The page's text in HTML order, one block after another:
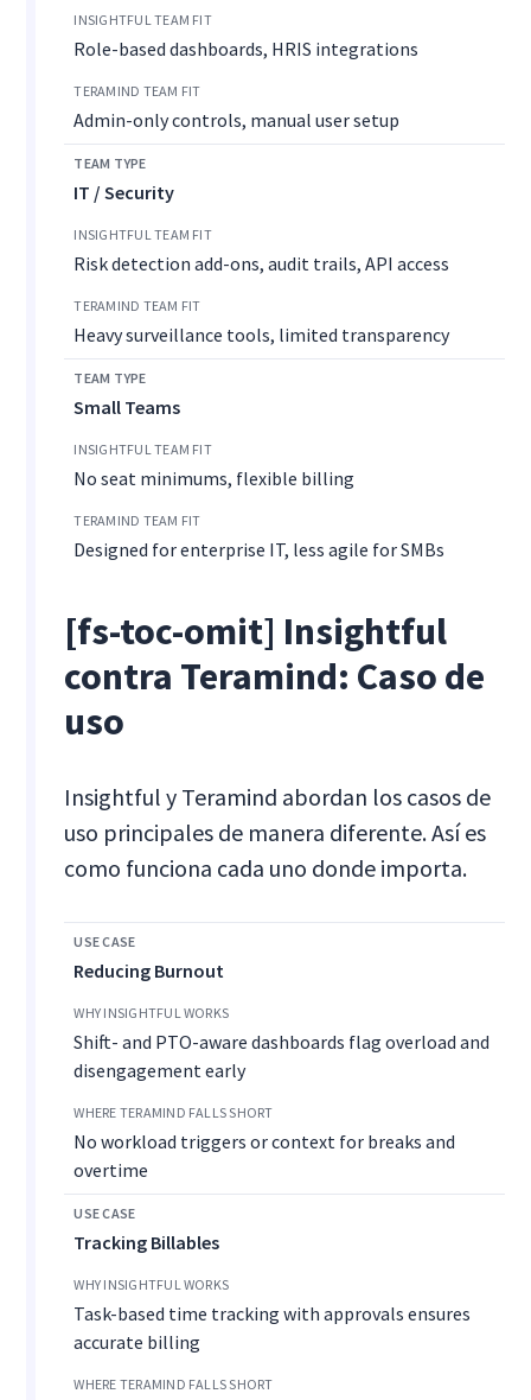
Role-based dashboards, HRIS integrations
Admin-only controls, manual user setup
IT / Security
Risk detection add-ons, audit trails, API access
Heavy surveillance tools, limited transparency
Small Teams
No seat minimums, flexible billing
Designed for enterprise IT, less agile for SMBs
[fs-toc-omit] Insightful
contra Teramind: Caso de
uso
Insightful y Teramind abordan los casos de
uso principales de manera diferente. Así es
como funciona cada uno donde importa.
Reducing Burnout
Shift- and PTO-aware dashboards flag overload and
disengagement early
No workload triggers or context for breaks and
overtime
Tracking Billables
Task-based time tracking with approvals ensures
accurate billing